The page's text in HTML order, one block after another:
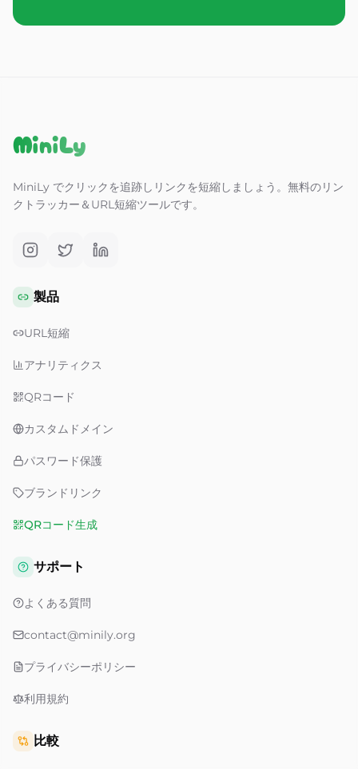
MiniLy
MiniLy でクリックを追跡しリンクを短縮しましょう。無料のリン
クトラッカー＆URL短縮ツールです。
製品
URL短縮
アナリティクス
QRコード
カスタムドメイン
パスワード保護
ブランドリンク
QRコード生成
サポート
よくある質問
contact@minily.org
プライバシーポリシー
利用規約
比較